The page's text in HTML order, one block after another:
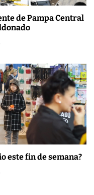
de Pampa Central
este fin de semana?